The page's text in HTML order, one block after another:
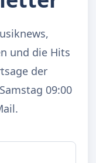
und die Hits
der
09:00